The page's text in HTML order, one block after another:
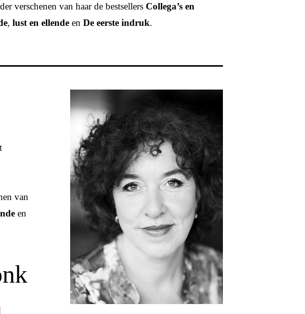
verschenen van haar de bestsellers Collega’s en
,lust en ellendeenDe eerste indruk.
van
en